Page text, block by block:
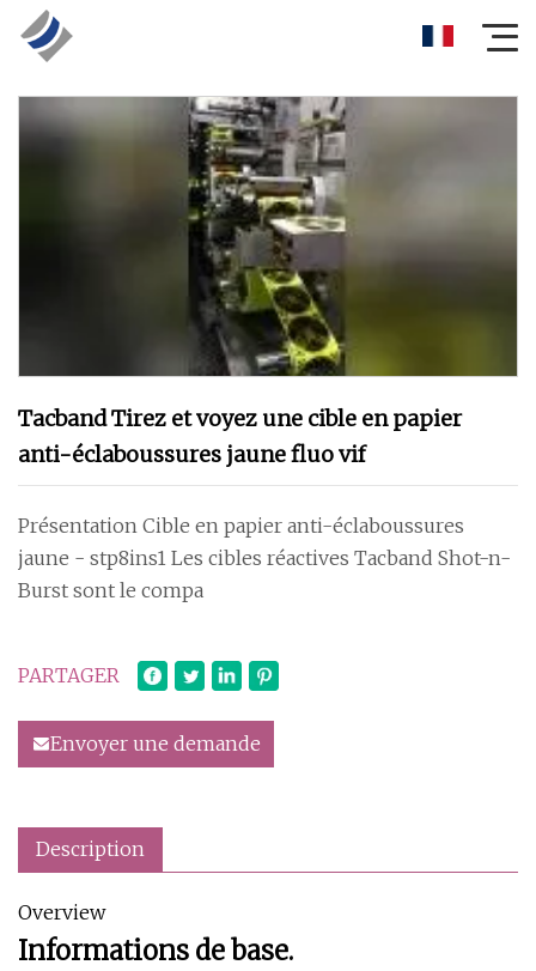
Tacband Tirez et voyez une cible en papier
anti-éclaboussures jaune fluo vif
Présentation Cible en papier anti-éclaboussures
jaune - stp8ins1 Les cibles réactives Tacband Shot-n-
Burst sont le compa
PARTAGER
Envoyer une demande
Description
Overview
Informations de base.